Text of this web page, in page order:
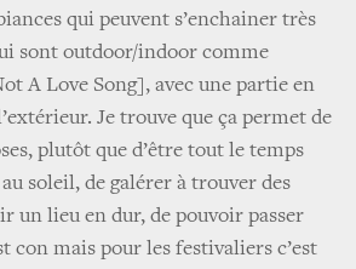
qui peuvent s’enchainer très
sont outdoor/indoor comme
A Love Song], avec une partie en
Je trouve que ça permet de
plutôt que d’être tout le temps
soleil, de galérer à trouver des
un lieu en dur, de pouvoir passer
con mais pour les festivaliers c’est